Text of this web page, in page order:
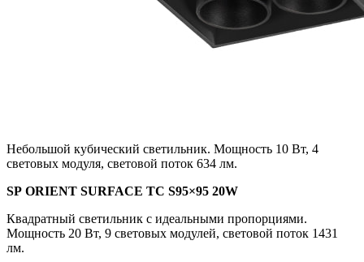
Небольшой кубический светильник. Мощность 10 Вт, 4
световых модуля, световой поток 634 лм.
SP ORIENT SURFACE TC S95×95 20W
Квадратный светильник с идеальными пропорциями.
Мощность 20 Вт, 9 световых модулей, световой поток 1431
лм.